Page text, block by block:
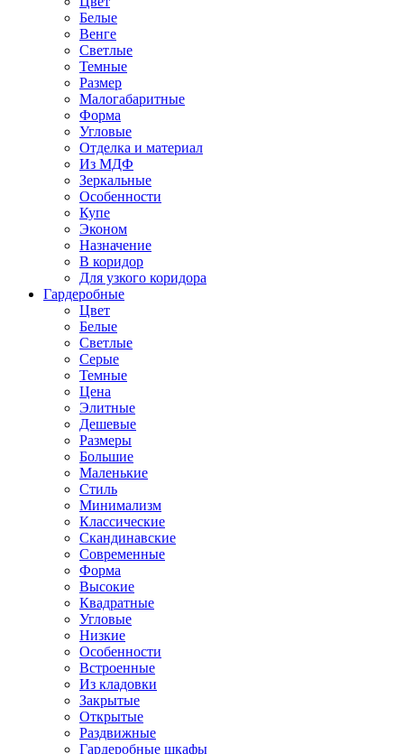
Белые
Венге
Светлые
Темные
Размер
Малогабаритные
Форма
Угловые
Отделка и материал
Из МДФ
Зеркальные
Особенности
Купе
Эконом
Назначение
В коридор
Для узкого коридора
Гардеробные
Цвет
Белые
Светлые
Серые
Темные
Цена
Элитные
Дешевые
Размеры
Большие
Маленькие
Стиль
Минимализм
Классические
Скандинавские
Современные
Форма
Высокие
Квадратные
Угловые
Низкие
Особенности
Встроенные
Из кладовки
Закрытые
Открытые
Раздвижные
Гардеробные шкафы